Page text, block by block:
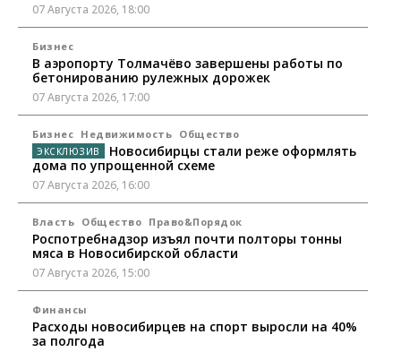
07 Августа 2026, 18:00
Бизнес
В аэропорту Толмачёво завершены работы по
бетонированию рулежных дорожек
07 Августа 2026, 17:00
Бизнес Недвижимость Общество
Новосибирцы стали реже оформлять
дома по упрощенной схеме
07 Августа 2026, 16:00
Власть Общество Право&Порядок
Роспотребнадзор изъял почти полторы тонны
мяса в Новосибирской области
07 Августа 2026, 15:00
Финансы
Расходы новосибирцев на спорт выросли на 40%
за полгода